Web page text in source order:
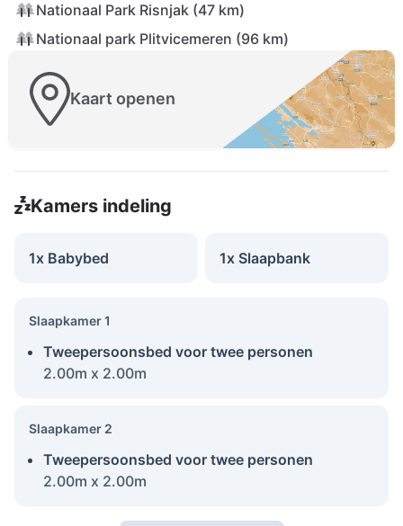
Nationaal Park Risnjak (47 km)
Nationaal park Plitvicemeren (96 km)
Kaart openen
Kamers indeling
1x Babybed 1x Slaapbank
Slaapkamer 1
Tweepersoonsbed voor twee personen
2.00m x 2.00m
Slaapkamer 2
Tweepersoonsbed voor twee personen
2.00m x 2.00m